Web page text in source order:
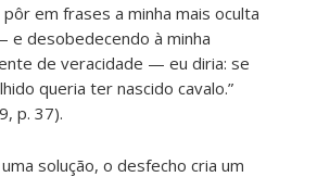
pôr em frases a minha mais oculta
e desobedecendo à minha
de veracidade — eu diria: se
queria ter nascido cavalo.”
p. 37).
solução, o desfecho cria um